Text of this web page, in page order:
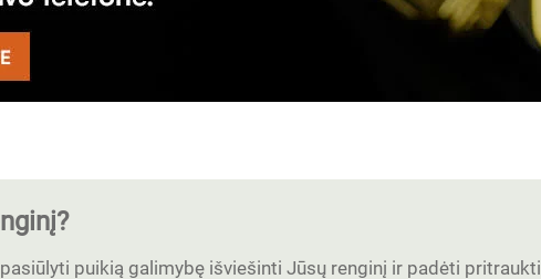
puikią galimybę išviešinti Jūsų renginį ir padėti pritraukti